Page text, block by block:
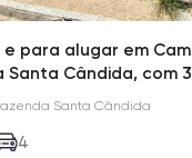
para alugar em
Santa Cândida, com
Santa Cândida
4